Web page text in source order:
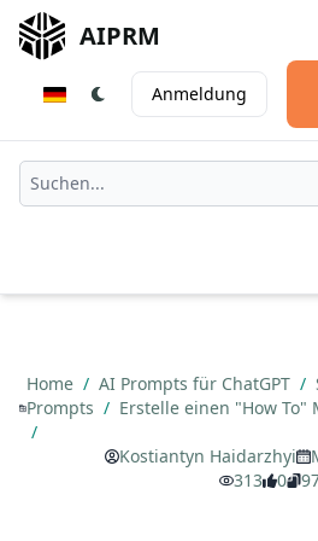
AIPRM
Anmeldung
Home / AI Prompts für ChatGPT /
Prompts / Erstelle einen "How
/
Kostiantyn Haidarzhyi
313
0